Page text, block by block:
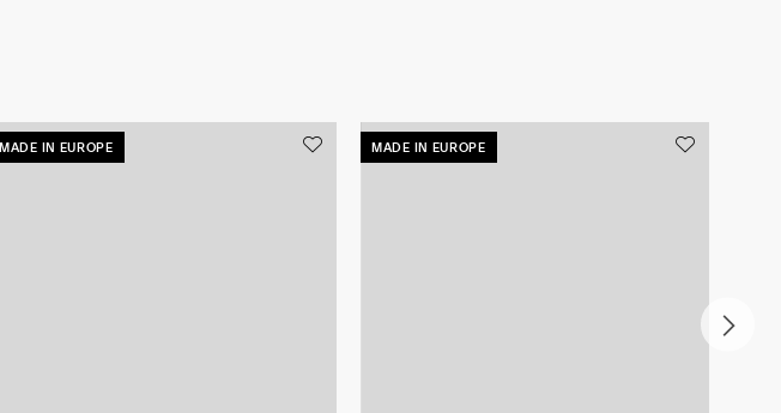
MADE IN EUROPE MADE IN EUROPE